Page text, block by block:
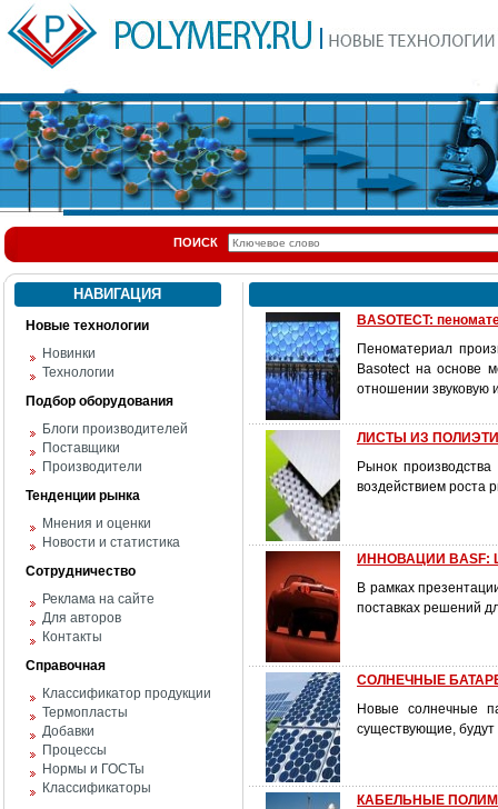
ПОИСК
НАВИГАЦИЯ
Новые технологии
Новинки
Технологии
Подбор оборудования
Блоги производителей
Поставщики
Производители
Тенденции рынка
Мнения и оценки
Новости и статистика
Сотрудничество
Реклама на сайте
Для авторов
Контакты
Справочная
Классификатор продукции
Термопласты
Добавки
Процессы
Нормы и ГОСТы
Классификаторы
BASOTECT:
Пеноматериал
Basotect на основе
отношении звуковую
ЛИСТЫ ИЗ
Рынок
воздействием роста
ИННОВАЦИИ BASF:
В рамках
поставках решений
СОЛНЕЧНЫЕ
Новые солнечные
существующие,
КАБЕЛЬНЫЕ